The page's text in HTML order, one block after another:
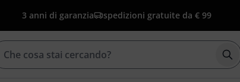
3 anni di garanzia spedizioni gratuite da € 99